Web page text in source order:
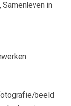
in
beeld